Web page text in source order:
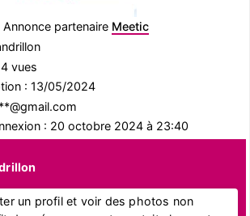
Annonce partenaire Meetic
vues
: 13/05/2024
: 20 octobre 2024 à 23:40
un profil et voir des photos non